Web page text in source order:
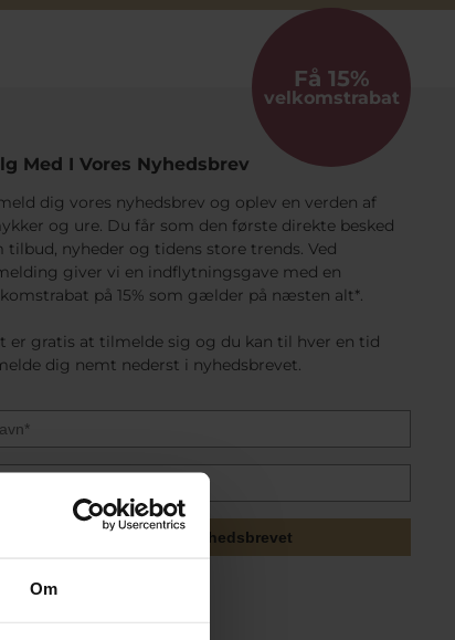
Om
Få 15%
velkomstrabat
Med I Vores Nyhedsbrev
dig vores nyhedsbrev og oplev en verden af
og ure. Du får som den første direkte besked
tilbud, nyheder og tidens store trends. Ved
giver vi en indflytningsgave med en
på 15% som gælder på næsten alt*.
er gratis at tilmelde sig og du kan til hver en tid
dig nemt nederst i nyhedsbrevet.
Tilmeld mig nyhedsbrevet